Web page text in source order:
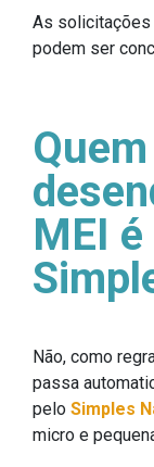
As solicitações
podem ser
MEI
Não, como
passa
pelo Simples
micro e